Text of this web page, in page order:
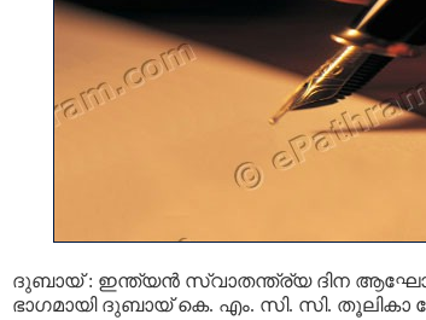
ദുബായ് : ഇന്ത്യൻ സ്വാതന്ത്ര്യ ദിന
ഭാഗമായി ദുബായ് കെ. എം. സി. സി.